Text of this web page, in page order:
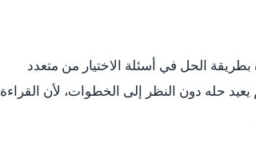
الحل في أسئلة الاختيار من متعدد
يعيد حله دون النظر إلى الخطوات، لأن القراءة